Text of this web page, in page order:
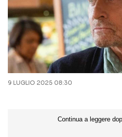
9 LUGLIO 2025 08:30